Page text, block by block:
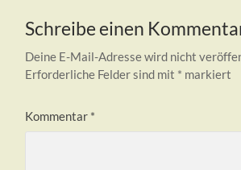
Schreibe einen
Deine E-Mail-Adresse wird nicht
Erforderliche Felder sind mit * markiert
Kommentar *